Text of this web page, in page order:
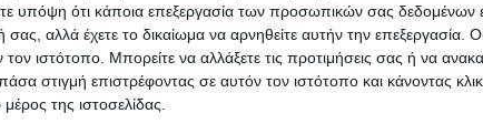
υπόψη ότι κάποια επεξεργασία των προσωπικών σας δεδομένων
σας, αλλά έχετε το δικαίωμα να αρνηθείτε αυτήν την επεξεργασία.
τον ιστότοπο. Μπορείτε να αλλάξετε τις προτιμήσεις σας ή να
στιγμή επιστρέφοντας σε αυτόν τον ιστότοπο και κάνοντας
της ιστοσελίδας.
Ρούχων
82μεζ
€